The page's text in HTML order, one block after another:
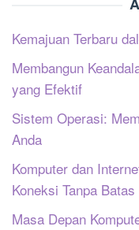
Kemajuan Terbaru
Membangun
yang Efektif
Sistem Operasi:
Anda
Komputer dan
Koneksi Tanpa Batas
Masa Depan